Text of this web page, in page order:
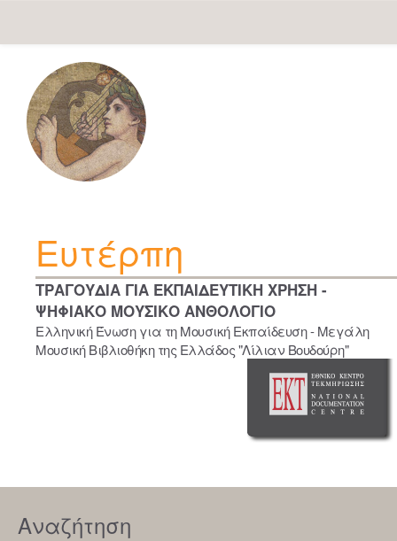
navigation
Ευτέρπη
ΤΡΑΓΟΥΔΙΑ ΓΙΑ ΕΚΠΑΙΔΕΥΤΙΚΗ ΧΡΗΣΗ -
ΨΗΦΙΑΚΟ ΜΟΥΣΙΚΟ ΑΝΘΟΛΟΓΙΟ
Ελληνική Ένωση για τη Μουσική Εκπαίδευση - Μεγάλη
Μουσική Βιβλιοθήκη της Ελλάδος "Λίλιαν Βουδούρη"
Αναζήτηση